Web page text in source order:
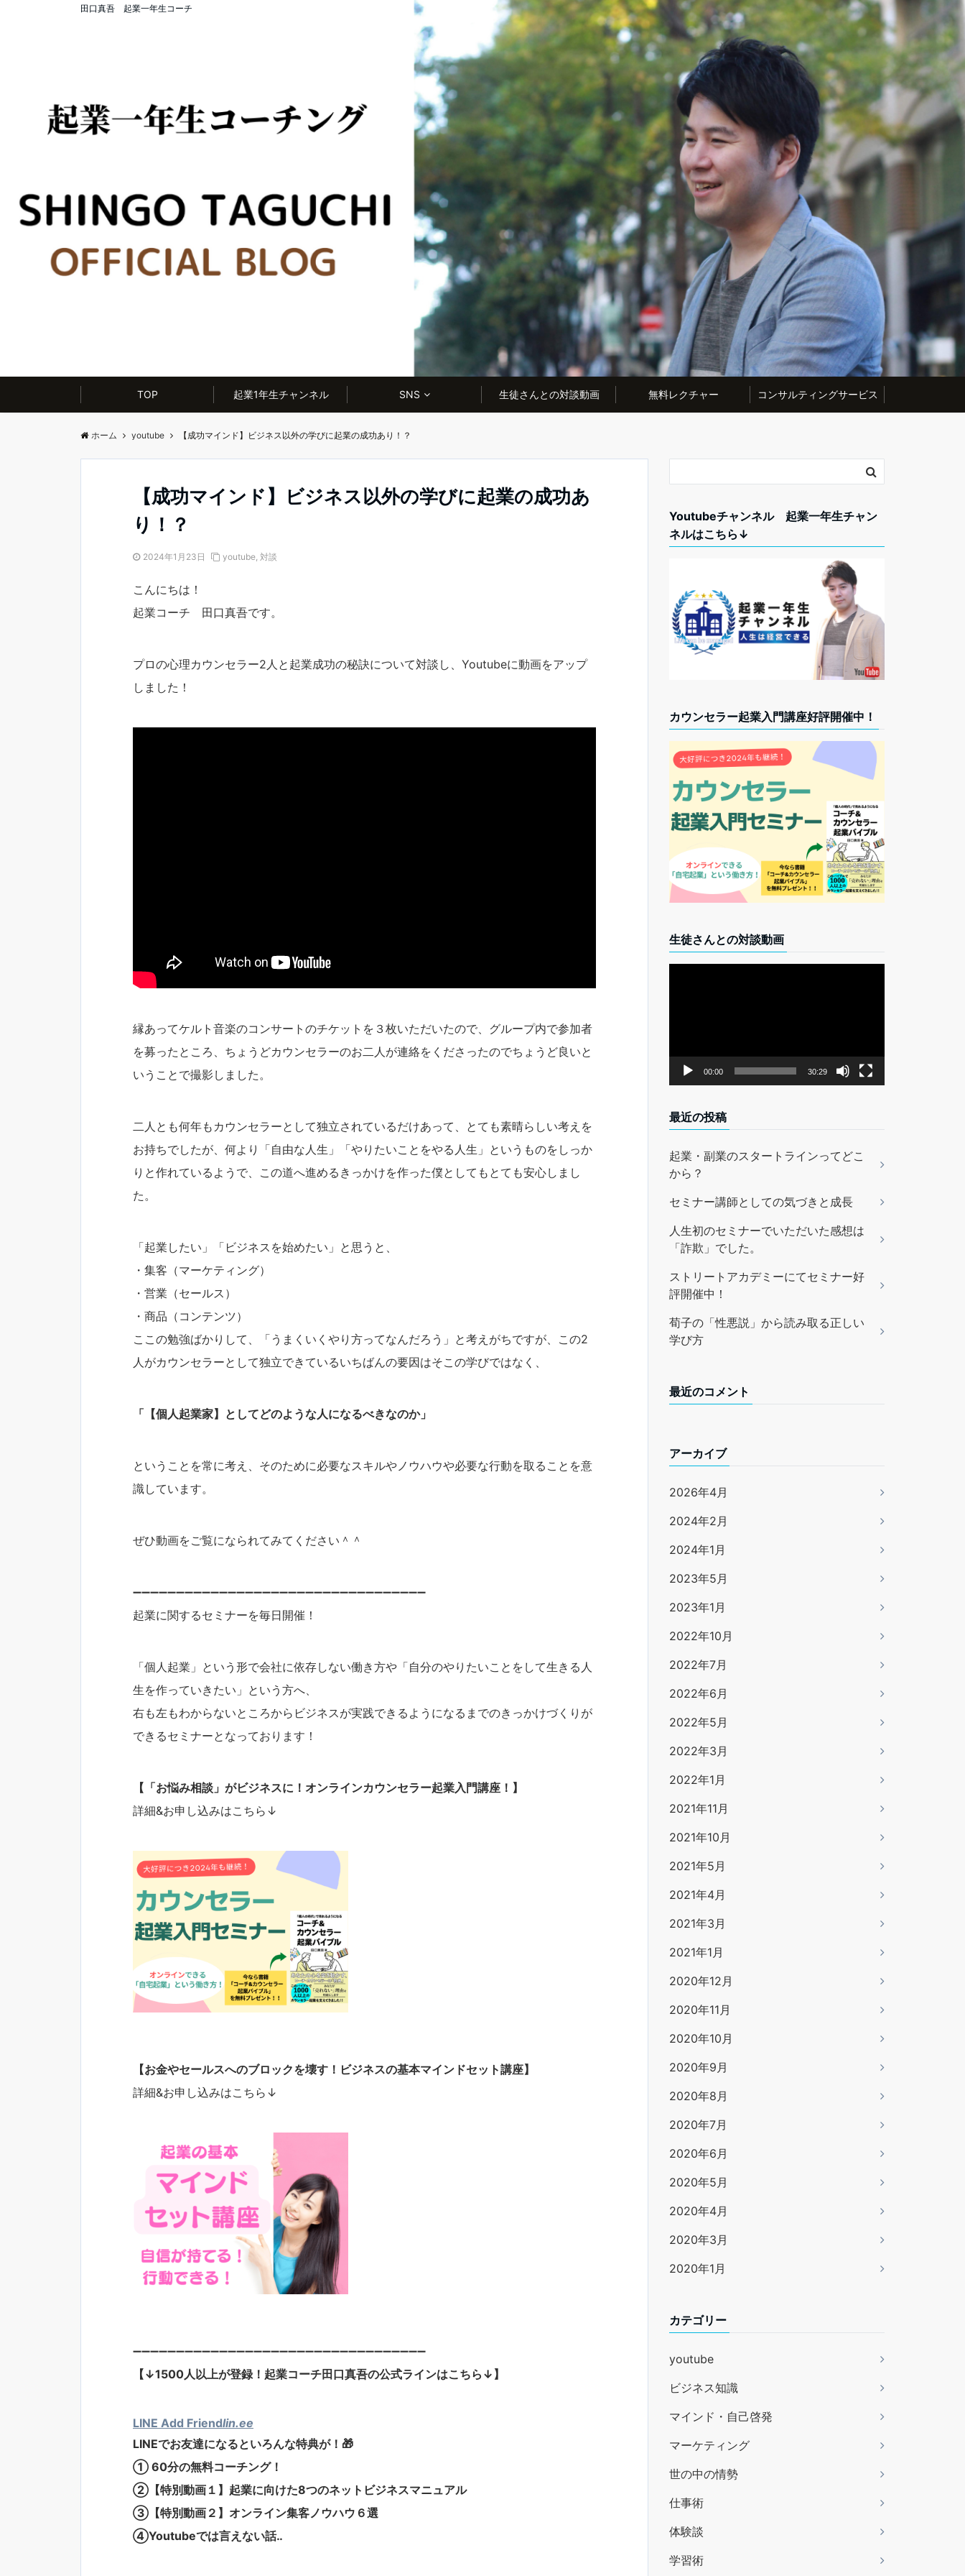
田口真吾 起業一年生コーチ
TOP 起業1年生チャンネル SNS 生徒さんとの対談動画 無料レクチャー コンサルティングサービス
ホーム youtube 【成功マインド】ビジネス以外の学びに起業の成功あり！？
【成功マインド】ビジネス以外の学びに起業の成功あ
り！？
2024年1月23日 youtube, 対談
こんにちは！
起業コーチ 田口真吾です。
プロの心理カウンセラー2人と起業成功の秘訣について対談し、Youtubeに動画をアップ
しました！
縁あってケルト音楽のコンサートのチケットを３枚いただいたので、グループ内で参加者
を募ったところ、ちょうどカウンセラーのお二人が連絡をくださったのでちょうど良いと
いうことで撮影しました。
二人とも何年もカウンセラーとして独立されているだけあって、とても素晴らしい考えを
お持ちでしたが、何より「自由な人生」「やりたいことをやる人生」というものをしっか
りと作れているようで、この道へ進めるきっかけを作った僕としてもとても安心しまし
た。
「起業したい」「ビジネスを始めたい」と思うと、
・集客（マーケティング）
・営業（セールス）
・商品（コンテンツ）
ここの勉強ばかりして、「うまくいくやり方ってなんだろう」と考えがちですが、この2
人がカウンセラーとして独立できているいちばんの要因はそこの学びではなく、
「【個人起業家】としてどのような人になるべきなのか」
ということを常に考え、そのために必要なスキルやノウハウや必要な行動を取ることを意
識しています。
ぜひ動画をご覧になられてみてください＾＾
➖➖➖➖➖➖➖➖➖➖➖➖➖➖➖➖➖➖➖➖➖➖➖➖➖➖➖➖➖➖➖➖➖➖
起業に関するセミナーを毎日開催！
「個人起業」という形で会社に依存しない働き方や「自分のやりたいことをして生きる人
生を作っていきたい」という方へ、
右も左もわからないところからビジネスが実践できるようになるまでのきっかけづくりが
できるセミナーとなっております！
【「お悩み相談」がビジネスに！オンラインカウンセラー起業入門講座！】
詳細&お申し込みはこちら↓
【お金やセールスへのブロックを壊す！ビジネスの基本マインドセット講座】
詳細&お申し込みはこちら↓
➖➖➖➖➖➖➖➖➖➖➖➖➖➖➖➖➖➖➖➖➖➖➖➖➖➖➖➖➖➖➖➖➖➖
【↓1500人以上が登録！起業コーチ田口真吾の公式ラインはこちら↓】
LINE Add Friendlin.ee
LINEでお友達になるといろんな特典が！🎁
① 60分の無料コーチング！
②【特別動画１】起業に向けた8つのネットビジネスマニュアル
③【特別動画２】オンライン集客ノウハウ６選
④Youtubeでは言えない話‥
Youtubeチャンネル 起業一年生チャン
ネルはこちら↓
カウンセラー起業入門講座好評開催中！
生徒さんとの対談動画
ヤ
00:00 30:29
最近の投稿
起業・副業のスタートラインってどこ
から？
セミナー講師としての気づきと成長
人生初のセミナーでいただいた感想は
「詐欺」でした。
ストリートアカデミーにてセミナー好
評開催中！
荀子の「性悪説」から読み取る正しい
学び方
最近のコメント
アーカイブ
2026年4月
2024年2月
2024年1月
2023年5月
2023年1月
2022年10月
2022年7月
2022年6月
2022年5月
2022年3月
2022年1月
2021年11月
2021年10月
2021年5月
2021年4月
2021年3月
2021年1月
2020年12月
2020年11月
2020年10月
2020年9月
2020年8月
2020年7月
2020年6月
2020年5月
2020年4月
2020年3月
2020年1月
カテゴリー
youtube
ビジネス知識
マインド・自己啓発
マーケティング
世の中の情勢
仕事術
体験談
学習術